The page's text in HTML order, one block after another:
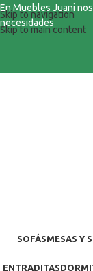
Skip to navigation
Skip to main content
En Muebles Juani
necesidades
SOFÁSMESAS Y
ENTRADITAS